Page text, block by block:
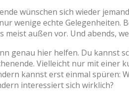
wünschen sich wieder
wenige echte Gelegenheiten.
meist außen vor. Und abends,
genau hier helfen. Du kannst
Vielleicht nur mit einer
kannst erst einmal spüren:
interessiert sich wirklich?